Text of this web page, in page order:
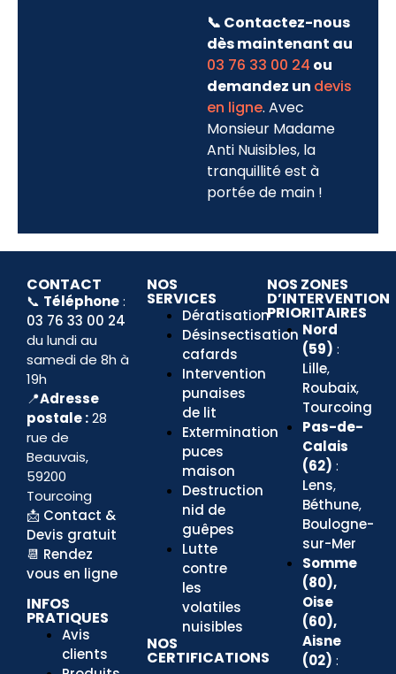
📞 Contactez-nous
dès maintenant au
03 76 33 00 24 ou
demandez un devis
en ligne. Avec
Monsieur Madame
Anti Nuisibles, la
tranquillité est à
portée de main !
CONTACT
📞 Téléphone:
03 76 33 00 24
du lundi au
samedi de 8h à
19h
📍Adresse
postale :28
rue de
Beauvais,
59200
Tourcoing
📩 Contact &
Devis gratuit
📆 Rendez
vous en ligne
INFOS
PRATIQUES
Avis
clients
NOS
SERVICES
Dératisation
Désinsectisation
cafards
Intervention
punaises
de lit
Extermination
puces
maison
Destruction
nid de
guêpes
Lutte
contre
les
volatiles
nuisibles
NOS
CERTIFICATIONS
NOS ZONES
D’INTERVENTION
PRIORITAIRES
Nord
(59) :
Lille,
Roubaix,
Tourcoing
Pas-de-
Calais
(62) :
Lens,
Béthune,
Boulogne-
sur-Mer
Somme
(80),
Oise
(60),
Aisne
(02) :